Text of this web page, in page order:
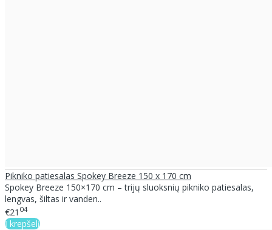
Pikniko patiesalas Spokey Breeze 150 x 170 cm
Spokey Breeze 150×170 cm – trijų sluoksnių pikniko patiesalas,
lengvas, šiltas ir vanden..
€21 04
Į krepšelį